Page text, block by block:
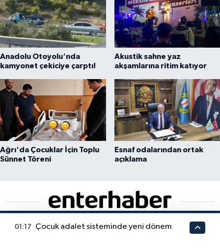
Anadolu Otoyolu'nda
kamyonet çekiciye çarptı!
Akustik sahne yaz
akşamlarına ritim katıyor
Ağrı'da Çocuklar İçin Toplu
Sünnet Töreni
Esnaf odalarından ortak
açıklama
Dijital dünyanın hızına ayak uyduran Enterhaber,
01:17 Çocuk adalet sisteminde yeni dönem